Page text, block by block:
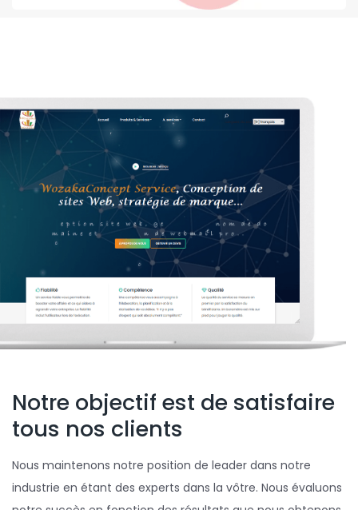
Notre objectif est de satisfaire
tous nos clients
Nous maintenons notre position de leader dans notre
industrie en étant des experts dans la vôtre. Nous évaluons